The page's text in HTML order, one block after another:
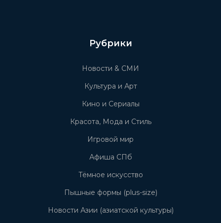
Рубрики
Новости & СМИ
Культура и Арт
Кино и Сериалы
Красота, Мода и Стиль
Игровой мир
Афиша СПб
Тёмное искусство
Пышные формы (plus-size)
Новости Азии (азиатской культуры)